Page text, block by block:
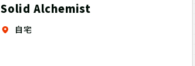
Solid Alchemist
自宅